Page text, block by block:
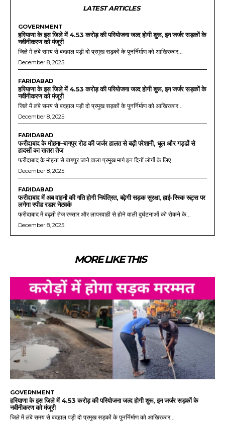
LATEST ARTICLES
GOVERNMENT
हरियाणा के इस जिले में 4.53 करोड़ की परियोजना जल्द होगी शुरू, इन जर्जर सड़कों के
नवीनीकरण को मंजूरी
जिले में लंबे समय से बदहाल पड़ी दो प्रमुख सड़कों के पुनर्निर्माण को आखिरकार...
December 8, 2025
FARIDABAD
हरियाणा के इस जिले में 4.53 करोड़ की परियोजना जल्द होगी शुरू, इन जर्जर सड़कों के
नवीनीकरण को मंजूरी
जिले में लंबे समय से बदहाल पड़ी दो प्रमुख सड़कों के पुनर्निर्माण को आखिरकार...
December 8, 2025
FARIDABAD
फरीदाबाद के मोहना–बागपुर रोड की जर्जर हालत से बढ़ी परेशानी, धूल और गड्ढों से
हादसों का खतरा तेज
फरीदाबाद के मोहना से बागपुर जाने वाला प्रमुख मार्ग इन दिनों लोगों के लिए...
December 8, 2025
FARIDABAD
फरीदाबाद में अब वाहनों की गति होगी नियंत्रित, बढ़ेगी सड़क सुरक्षा, हाई-रिस्क रूट्स पर
लगेगा स्पीड रडार नेटवर्क
फरीदाबाद में बढ़ती तेज रफ्तार और लापरवाही से होने वाली दुर्घटनाओं को रोकने के...
December 8, 2025
MORE LIKE THIS
GOVERNMENT
हरियाणा के इस जिले में 4.53 करोड़ की परियोजना जल्द होगी शुरू, इन जर्जर सड़कों के
नवीनीकरण को मंजूरी
जिले में लंबे समय से बदहाल पड़ी दो प्रमुख सड़कों के पुनर्निर्माण को आखिरकार...